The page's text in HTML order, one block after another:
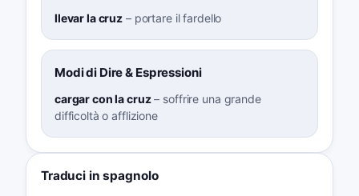
llevar la cruz – portare il fardello
Modi di Dire & Espressioni
cargar con la cruz– soffrire una grande
difficoltà o afflizione
Traduci in spagnolo